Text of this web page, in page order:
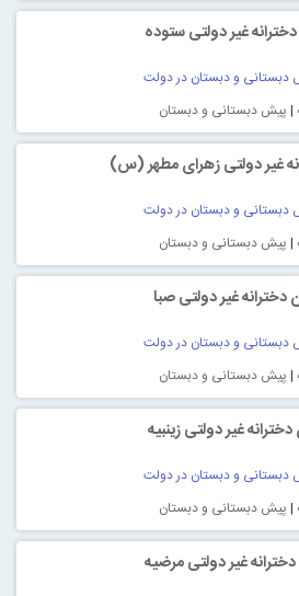
غیر دولتی ستوده
دبستانی و دبستان در دولت
| پیش دبستانی و دبستان
غیر دولتی زهرای مطهر (س)
دبستانی و دبستان در دولت
| پیش دبستانی و دبستان
دخترانه غیر دولتی صبا
دبستانی و دبستان در دولت
| پیش دبستانی و دبستان
غیر دولتی زینبیه
دبستانی و دبستان در دولت
| پیش دبستانی و دبستان
غیر دولتی مرضیه